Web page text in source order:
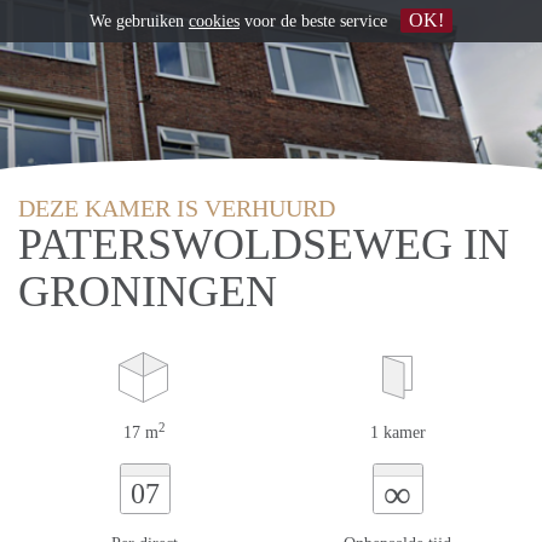
DEZE KAMER IS VERHUURD
PATERSWOLDSEWEG IN
GRONINGEN
17 m2 1 kamer
07 ∞
We gebruiken cookies voor de beste service OK!